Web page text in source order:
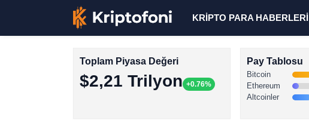
KRİPTO PARA HABERLERİ
Toplam Piyasa Değeri
$2,21 Trilyon +0.76%
Pay Tablosu
Bitcoin
Ethereum
Altcoinler